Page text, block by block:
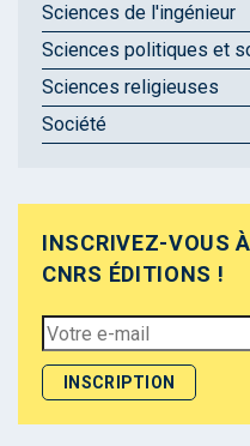
Sciences de l'ingénieur
Sciences politiques et
Sciences religieuses
Société
INSCRIVEZ-VOUS
CNRS ÉDITIONS !